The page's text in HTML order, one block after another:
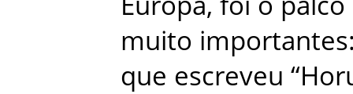
muito importantes
que escreveu “